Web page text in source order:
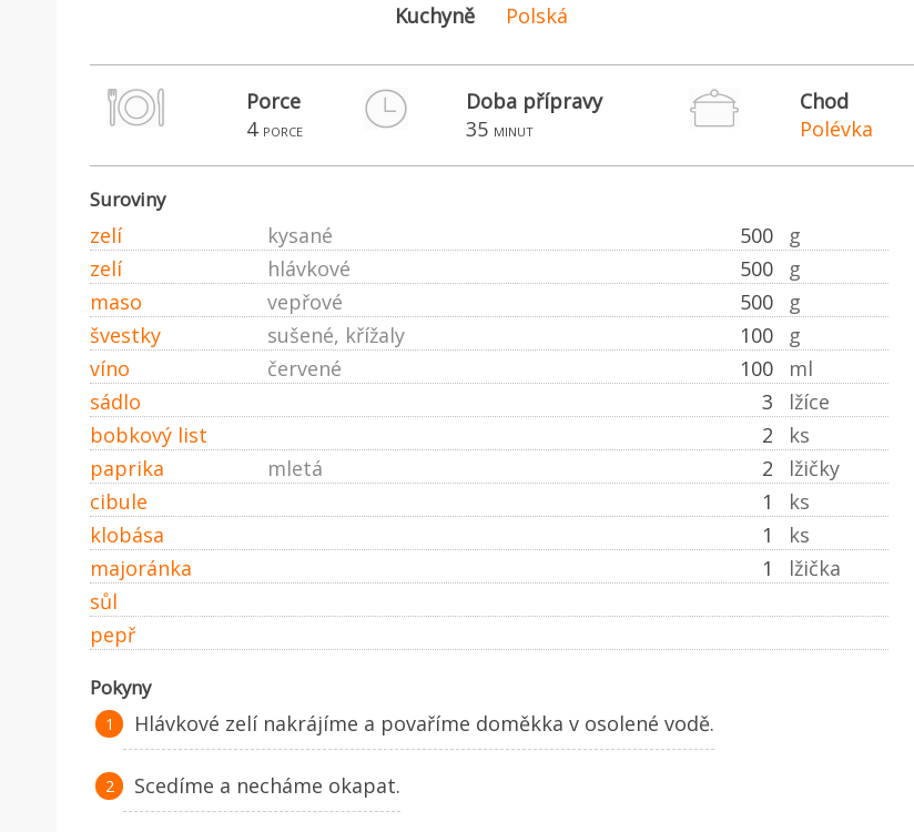
Kuchyně
Polská
Porce
4 porce
Doba přípravy
35 minut
Chod
Polévka
Suroviny
zelí 500 g
kysané
zelí
500 g
hlávkové
maso
500 g
vepřové
švestky
100 g
sušené, křížaly
víno
100 ml
červené
sádlo
3
lžíce
bobkový list
2
ks
paprika
2 lžičky
mletá
cibule
1
ks
klobása
1
ks
majoránka
1
lžička
sůl
pepř
Pokyny
Hlávkové zelí nakrájíme a povaříme doměkka v osolené vodě.
Scedíme a necháme okapat.